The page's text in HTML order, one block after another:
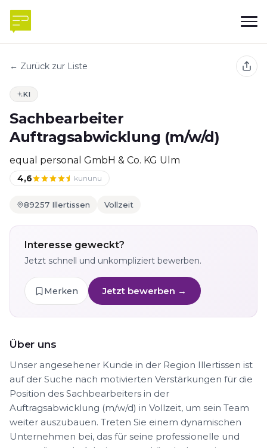
← Zurück zur Liste
KI
Sachbearbeiter
Auftragsabwicklung (m/w/d)
equal personal GmbH & Co. KG Ulm
4,6 kununu
89257 Illertissen Vollzeit
Interesse geweckt?
Jetzt schnell und unkompliziert bewerben.
Merken Jetzt bewerben →
Über uns
Unser angesehener Kunde in der Region Illertissen ist
auf der Suche nach motivierten Verstärkungen für die
Position des Sachbearbeiters in der
Auftragsabwicklung (m/w/d) in Vollzeit, um sein Team
weiter auszubauen. Treten Sie einem dynamischen
Unternehmen bei, das für seine professionelle und